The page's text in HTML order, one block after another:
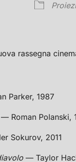
rassegna
Parker, 1987
Roman Polanski,
Sokurov, 2011
— Taylor